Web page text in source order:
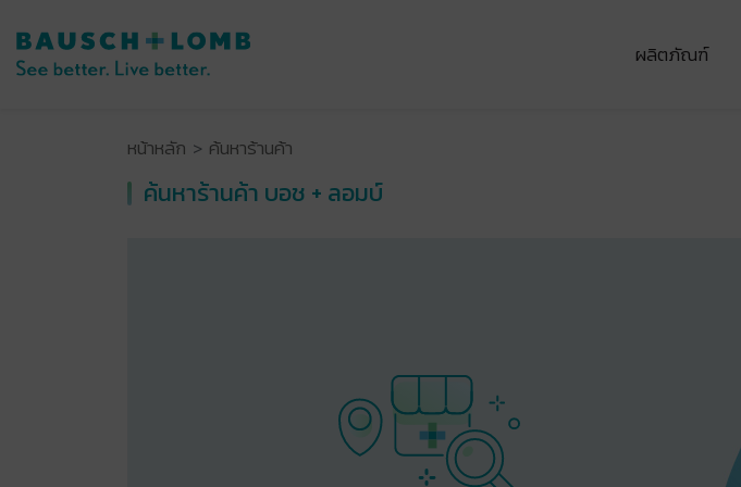
หน้าหลัก ค้นหาร้านค้า
ค้นหาร้านค้า บอช + ลอมบ์
ผลิตภัณฑ์